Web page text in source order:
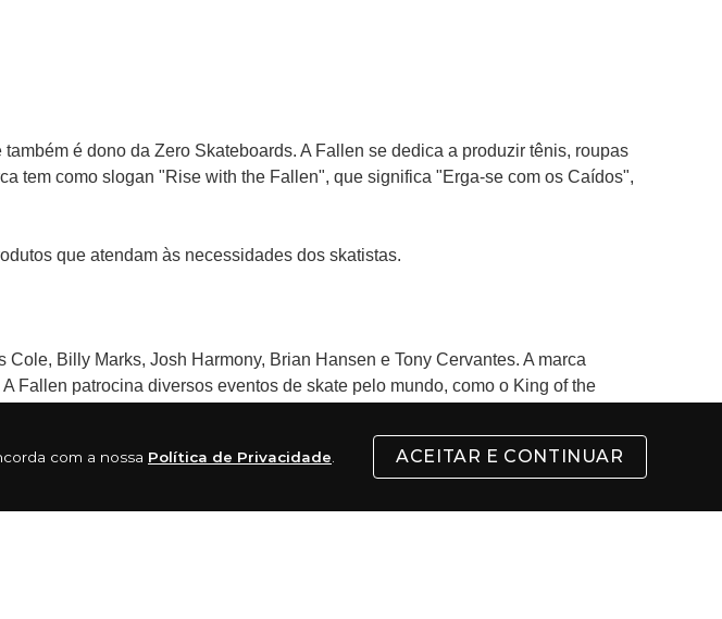
com a nossa Política de Privacidade ACEITAR E CONTINUAR
é dono da Zero Skateboards. A Fallen se dedica a produzir tênis, roupas
tem como slogan "Rise with the Fallen", que significa "Erga-se com os Caídos",
que atendam às necessidades dos skatistas.
Billy Marks, Josh Harmony, Brian Hansen e Tony Cervantes. A marca
Fallen patrocina diversos eventos de skate pelo mundo, como o King of the
mundial. Ela representa o espírito de superação e criatividade dos skatistas,